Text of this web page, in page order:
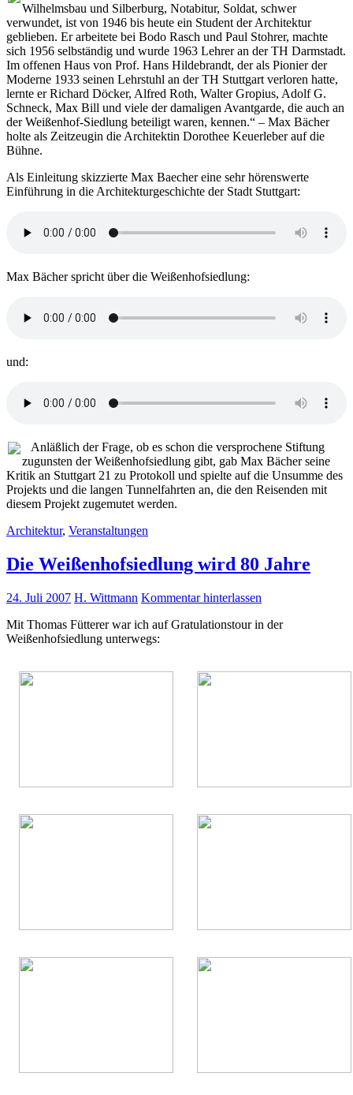
Wilhelmsbau und Silberburg, Notabitur, Soldat, schwer
verwundet, ist von 1946 bis heute ein Student der Architektur
geblieben. Er arbeitete bei Bodo Rasch und Paul Stohrer, machte
sich 1956 selbständig und wurde 1963 Lehrer an der TH Darmstadt.
Im offenen Haus von Prof. Hans Hildebrandt, der als Pionier der
Moderne 1933 seinen Lehrstuhl an der TH Stuttgart verloren hatte,
lernte er Richard Döcker, Alfred Roth, Walter Gropius, Adolf G.
Schneck, Max Bill und viele der damaligen Avantgarde, die auch an
der Weißenhof-Siedlung beteiligt waren, kennen.“ – Max Bächer
holte als Zeitzeugin die Architektin Dorothee Keuerleber auf die
Bühne.
Als Einleitung skizzierte Max Baecher eine sehr hörenswerte
Einführung in die Architekturgeschichte der Stadt Stuttgart:
Max Bächer spricht über die Weißenhofsiedlung:
und:
Anläßlich der Frage, ob es schon die versprochene Stiftung
zugunsten der Weißenhofsiedlung gibt, gab Max Bächer seine
Kritik an Stuttgart 21 zu Protokoll und spielte auf die Unsumme des
Projekts und die langen Tunnelfahrten an, die den Reisenden mit
diesem Projekt zugemutet werden.
Architektur, Veranstaltungen
Die Weißenhofsiedlung wird 80 Jahre
24. Juli 2007 H. Wittmann Kommentar hinterlassen
Mit Thomas Fütterer war ich auf Gratulationstour in der
Weißenhofsiedlung unterwegs: